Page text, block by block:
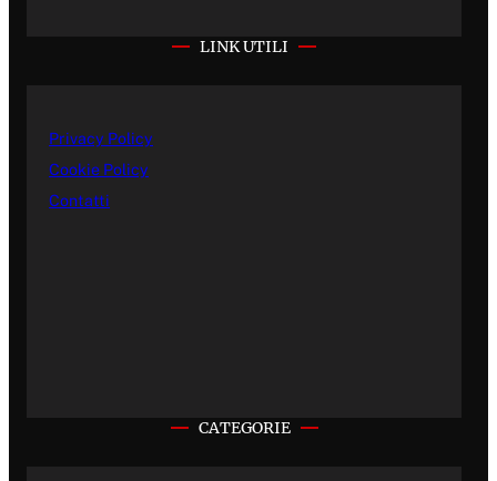
LINK UTILI
Privacy Policy
Cookie Policy
Contatti
CATEGORIE